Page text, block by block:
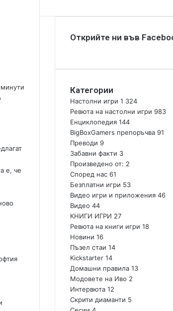
е, че
Открийте ни във
Категории
Настолни игри 1 324
Ревюта на настолни игри 983
Енциклопедия 144
BigBoxGamers препоръчва 91
Преводи 9
Забавни факти 3
Произведено от: 2
Според нас 61
Безплатни игри 53
Видео игри и приложения 46
Видео 44
КНИГИ ИГРИ 27
Ревюта на книги игри 18
Новини 16
Пъзел стаи 14
Kickstarter 14
Домашни правила 13
Модовете на Иво 2
Интервюта 12
Скрити диаманти 5